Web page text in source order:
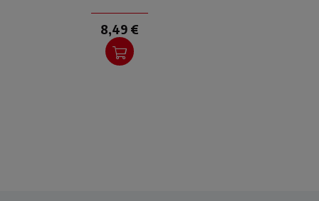
8,49 €